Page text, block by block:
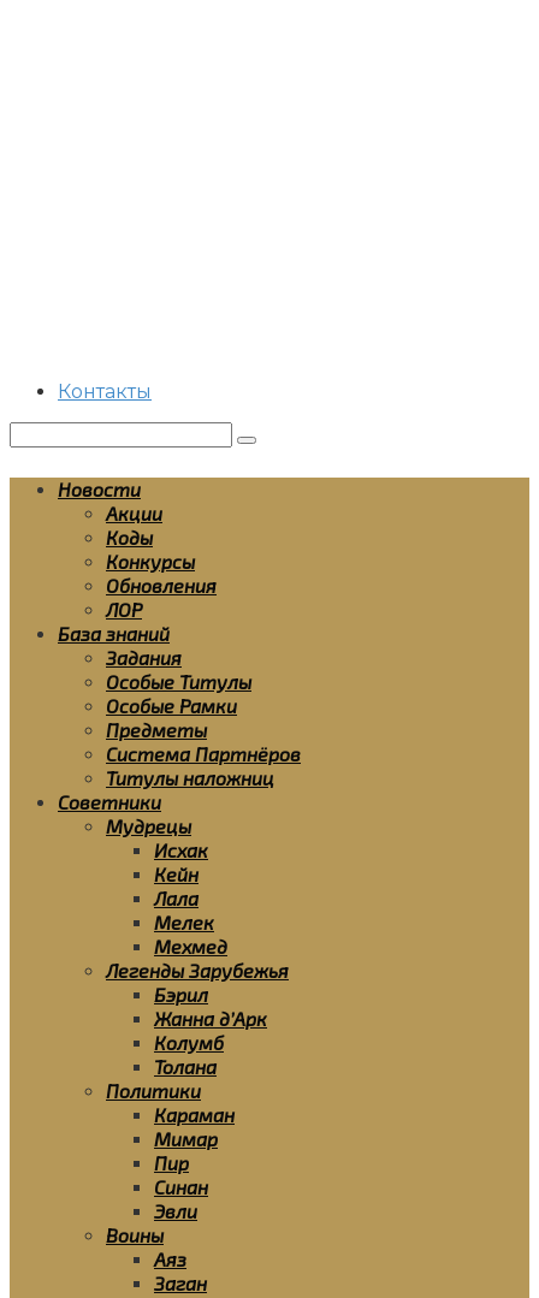
Контакты
Новости
Акции
Коды
Конкурсы
Обновления
ЛОР
База знаний
Задания
Особые Титулы
Особые Рамки
Предметы
Система Партнёров
Титулы наложниц
Советники
Мудрецы
Исхак
Кейн
Лала
Мелек
Мехмед
Легенды Зарубежья
Бэрил
Жанна д’Арк
Колумб
Толана
Политики
Караман
Мимар
Пир
Синан
Эвли
Воины
Аяз
Заган